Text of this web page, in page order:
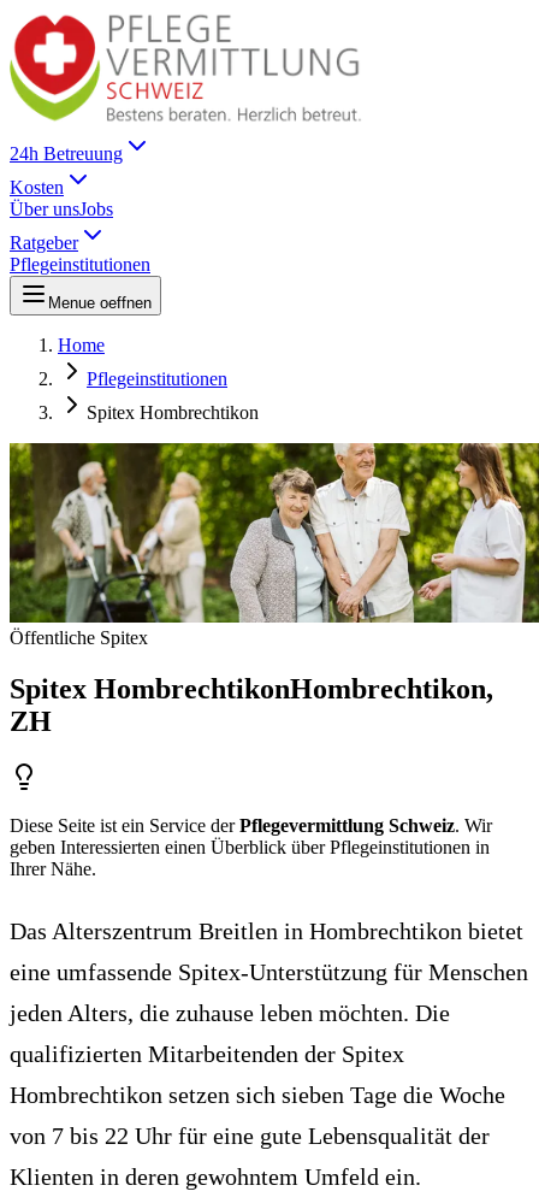
24h Betreuung
Kosten
Über unsJobs
Ratgeber
Pflegeinstitutionen
Menue oeffnen
Home
Pflegeinstitutionen
Spitex Hombrechtikon
Öffentliche Spitex
Spitex HombrechtikonHombrechtikon,
ZH
Diese Seite ist ein Service derPflegevermittlung Schweiz. Wir
geben Interessierten einen Überblick über Pflegeinstitutionen in
Ihrer Nähe.
Das Alterszentrum Breitlen in Hombrechtikon bietet
eine umfassende Spitex-Unterstützung für Menschen
jeden Alters, die zuhause leben möchten. Die
qualifizierten Mitarbeitenden der Spitex
Hombrechtikon setzen sich sieben Tage die Woche
von 7 bis 22 Uhr für eine gute Lebensqualität der
Klienten in deren gewohntem Umfeld ein.